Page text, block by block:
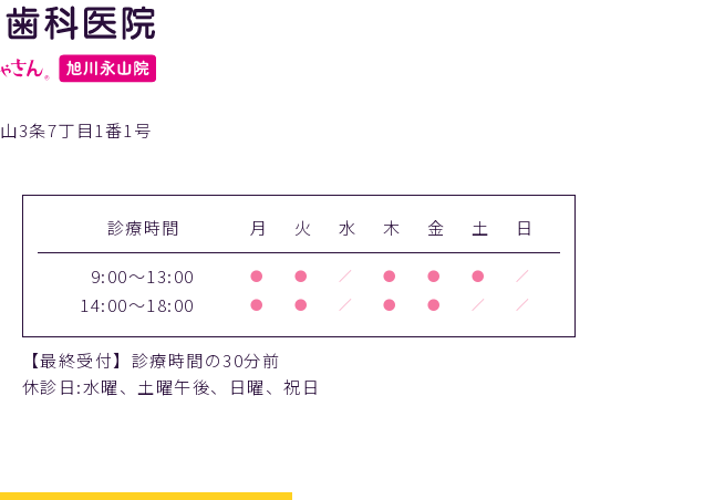
3条7丁目1番1号
診療時間 月 火 水 木 金 土
日
9:00～13:00
● ● ／ ● ● ● ／
14:00～18:00 ● ● ／ ● ● ／ ／
【最終受付】診療時間の30分前
休診日:水曜、土曜午後、日曜、祝日